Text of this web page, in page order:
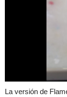
La versión de